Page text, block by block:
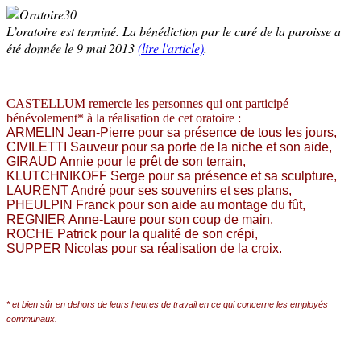
L’oratoire est terminé. La bénédiction par le curé de la paroisse a
été donnée le 9 mai 2013(lire l'article).
CASTELLUM remercie les personnes qui ont participé
bénévolement* à la réalisation de cet oratoire :
ARMELIN Jean-Pierre pour sa présence de tous les jours,
CIVILETTI Sauveur pour sa porte de la niche et son aide,
GIRAUD Annie pour le prêt de son terrain,
KLUTCHNIKOFF Serge pour sa présence et sa sculpture,
LAURENT André pour ses souvenirs et ses plans,
PHEULPIN Franck pour son aide au montage du fût,
REGNIER Anne-Laure pour son coup de main,
ROCHE Patrick pour la qualité de son crépi,
SUPPER Nicolas pour sa réalisation de la croix.
* et bien sûr en dehors de leurs heures de travail en ce qui concerne les employés
communaux.